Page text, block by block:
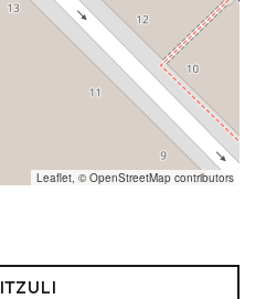
Leaflet , ©OpenStreetMap contributors
ITZULI